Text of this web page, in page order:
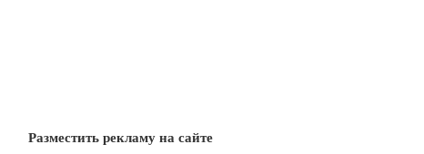
Разместить рекламу на сайте